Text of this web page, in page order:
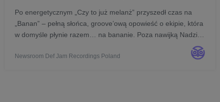
Po energetycznym „Czy to już melanż” przyszedł czas na
„Banan” – pełną słońca, groove’ową opowieść o ekipie, która
w domyśle płynie razem… na bananie. Poza nawijką Nadzi
arcydzieło od: Michała Anioła (aranż), Konsta...
Newsroom Def Jam Recordings Poland